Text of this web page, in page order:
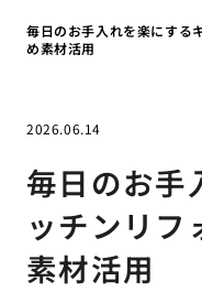
毎日のお手入れを楽にする
め素材活用
2026.06.14
毎日のお手
ッチンリフ
素材活用